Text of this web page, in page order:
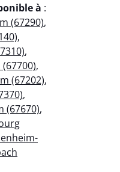
à :
(67290),
,
,
,
(67202),
,
(67670),